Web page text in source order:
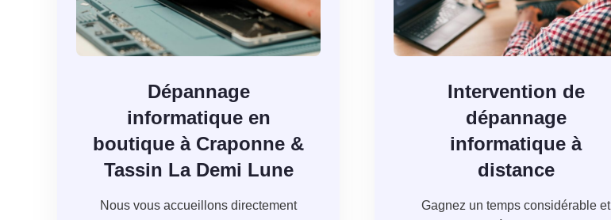
Dépannage
informatique en
boutique à Craponne &
Tassin La Demi Lune
Nous vous accueillons directement
Intervention de
dépannage
informatique à
distance
Gagnez un temps considérable et